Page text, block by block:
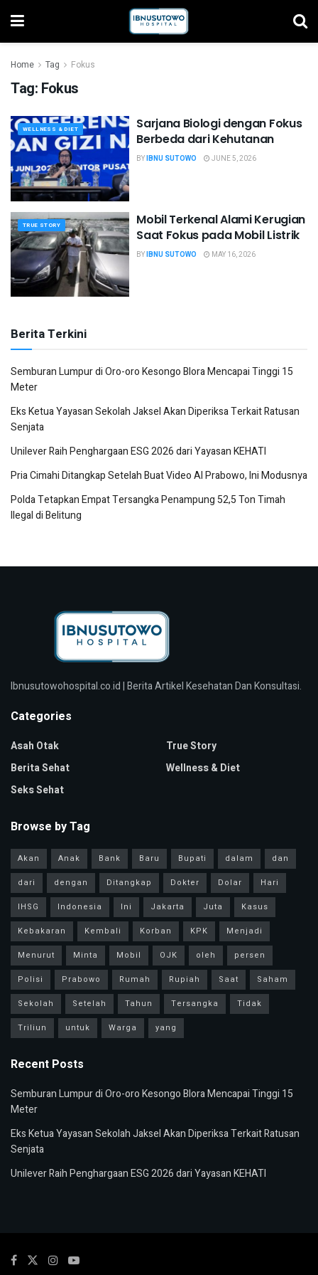
Home Tag Fokus
Tag: Fokus
WELLNESS & DIET
Sarjana Biologi dengan Fokus
Berbeda dari Kehutanan
BYIBNU SUTOWO JUNE 5, 2026
TRUE STORY
Mobil Terkenal Alami Kerugian
Saat Fokus pada Mobil Listrik
BYIBNU SUTOWO MAY 16, 2026
Berita Terkini
Semburan Lumpur di Oro-oro Kesongo Blora Mencapai Tinggi 15
Meter
Eks Ketua Yayasan Sekolah Jaksel Akan Diperiksa Terkait Ratusan
Senjata
Unilever Raih Penghargaan ESG 2026 dari Yayasan KEHATI
Pria Cimahi Ditangkap Setelah Buat Video AI Prabowo, Ini Modusnya
Polda Tetapkan Empat Tersangka Penampung 52,5 Ton Timah
Ilegal di Belitung
Ibnusutowohospital.co.id | Berita Artikel Kesehatan Dan Konsultasi.
Categories
Asah Otak
Berita Sehat
Seks Sehat
True Story
Wellness & Diet
Browse by Tag
Akan Anak Bank Baru Bupati dalam
dan
dari
dengan Ditangkap Dokter Dolar
Hari
IHSG
Indonesia Ini Jakarta Juta
Kasus
Kebakaran
Kembali Korban KPK
Menjadi
Menurut
Minta Mobil OJK oleh
persen
Polisi
Prabowo Rumah Rupiah Saat
Saham
Sekolah
Setelah Tahun Tersangka
Tidak
Triliun
untuk Warga yang
Recent Posts
Semburan Lumpur di Oro-oro Kesongo Blora Mencapai Tinggi 15
Meter
Eks Ketua Yayasan Sekolah Jaksel Akan Diperiksa Terkait Ratusan
Senjata
Unilever Raih Penghargaan ESG 2026 dari Yayasan KEHATI